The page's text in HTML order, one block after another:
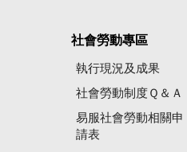
社會勞動專區
執行現況及成果
社會勞動制度Ｑ＆Ａ
易服社會勞動相關申
請表